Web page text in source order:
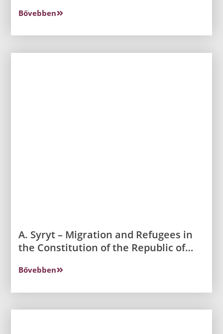
Bővebben
A. Syryt – Migration and Refugees in
the Constitution of the Republic of
Bővebben